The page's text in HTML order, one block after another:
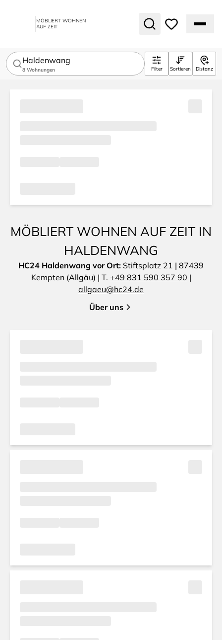
MÖBLIERT WOHNEN
AUF ZEIT
Haldenwang
8 Wohnungen Filter Sortieren Distanz
MÖBLIERT WOHNEN AUF ZEIT IN
HALDENWANG
HC24 Haldenwang vor Ort: Stiftsplatz 21 | 87439
Kempten (Allgäu) | T. +49 831 590 357 90 |
allgaeu@hc24.de
Über uns